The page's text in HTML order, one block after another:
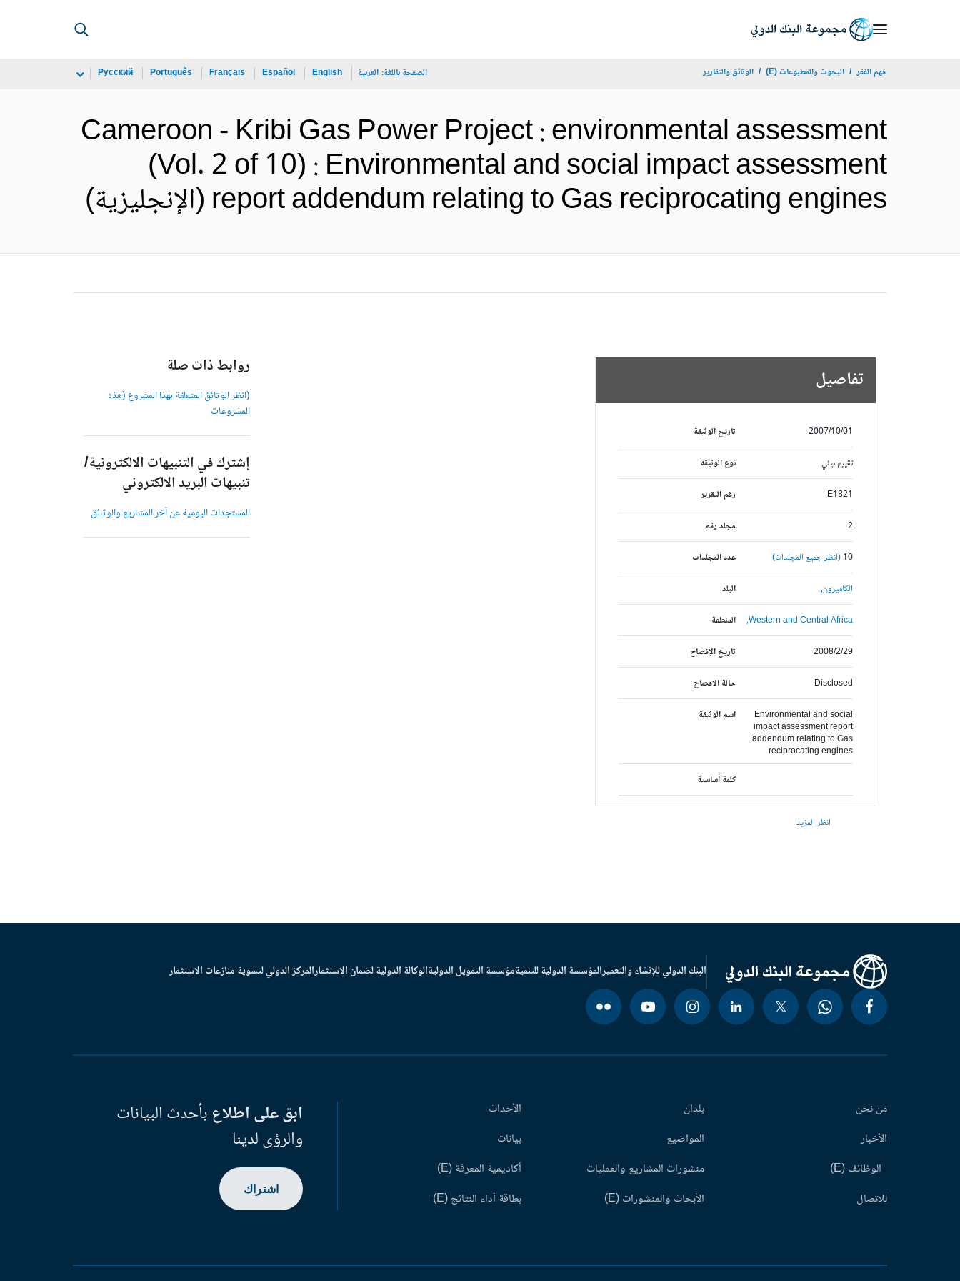
فهم الفقر البحوث والمطبوعات (E) الوثائق والتقارير الصفحة باللغة: العربية English
Español
Français
Português
Русский
Cameroon - Kribi Gas Power Project : environmental assessment
(Vol. 2 of 10) : Environmental and social impact assessment
report addendum relating to Gas reciprocating engines (الإنجليزية)
تفاصيل
تاريخ الوثيقة 2007/10/01
نوع الوثيقة تقييم بيئي
رقم التقرير E1821
مجلد رقم 2
عدد المجلدات 10(انظر جميع المجلدات)
البلد الكاميرون,
المنطقة Western and Central Africa,
تاريخ الإفصاح 2008/2/29
حالة الافصاح Disclosed
اسم الوثيقة
Environmental and social
impact assessment report
addendum relating to Gas
reciprocating engines
كلمة أساسية
انظر المزيد
روابط ذات صلة
(انظر الوثائق المتعلقة بهذا المشروع (هذه
المشروعات
إشترك في التنبيهات الالكترونية/
تنبيهات البريد الالكتروني
المستجدات اليومية عن آخر المشاريع والوثائق
البنك الدولي للإنشاء والتعميرالمؤسسة الدولية للتنميةمؤسسة التمويل الدوليةالوكالة الدولية لضمان الاستثمارالمركز الدولي لتسوية منازعات الاستثمار
من نحن
الأخبار
الوظائف (E)
للاتصال
بلدان
المواضيع
منشورات المشاريع والعمليات
الأبحاث والمنشورات (E)
الأحداث
بيانات
أكاديمية المعرفة (E)
بطاقة أداء النتائج (E)
ابق على اطلاعبأحدث البيانات
والرؤى لدينا
اشتراك